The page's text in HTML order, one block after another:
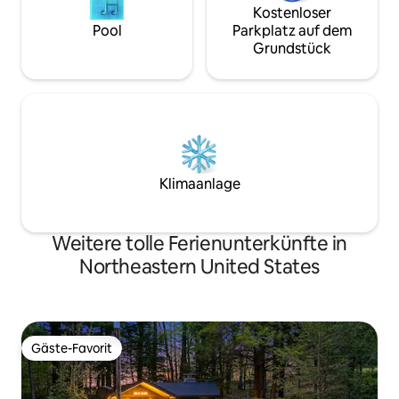
Pool
Kostenloser
Parkplatz auf dem
Grundstück
Klimaanlage
Weitere tolle Ferienunterkünfte in
Northeastern United States
Gäste-Favorit
Gäste-Favorit